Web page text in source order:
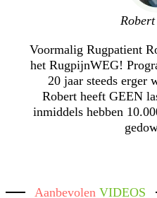
Voormalig Rugpatient
het RugpijnWEG!
20 jaar steeds erger
Robert heeft GEEN
inmiddels hebben
AanbevolenVIDEOS